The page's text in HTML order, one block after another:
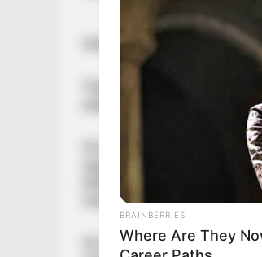
Hirtelen rosszul lett a
Tragikus hirtelenséggel
esett át egy moszkvai
Az egygyermekes
úgynevezett
beavatkozás után röviddel
nem tudták megmenteni.
Az orosz sajtó beszámolói
BRAINBERRIES
Where Are They